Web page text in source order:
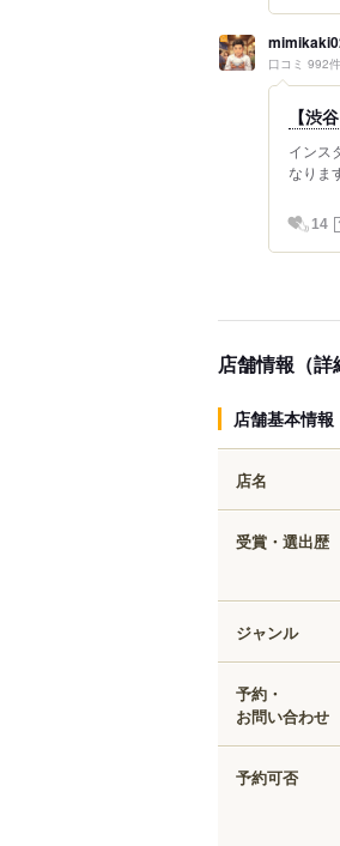
口コミ 992件
【渋
インス
なりま
14
店舗情報（詳
店舗基本情報
店名
受賞・選出歴
ジャンル
予約・
お問い合わせ
予約可否